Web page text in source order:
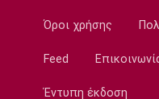
Όροι χρήσης
Feed
Έντυπη έκδοση